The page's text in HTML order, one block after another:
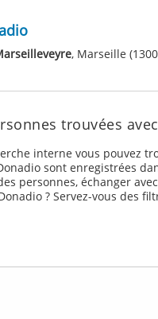
trouvées
interne vous pouvez
sont enregistrées
personnes, échanger
? Servez-vous des
, Marseille